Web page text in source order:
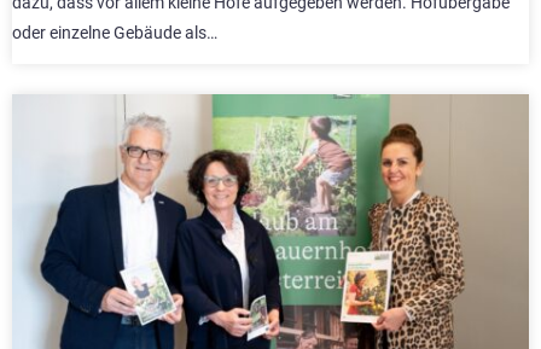
oder einzelne Gebäude als…